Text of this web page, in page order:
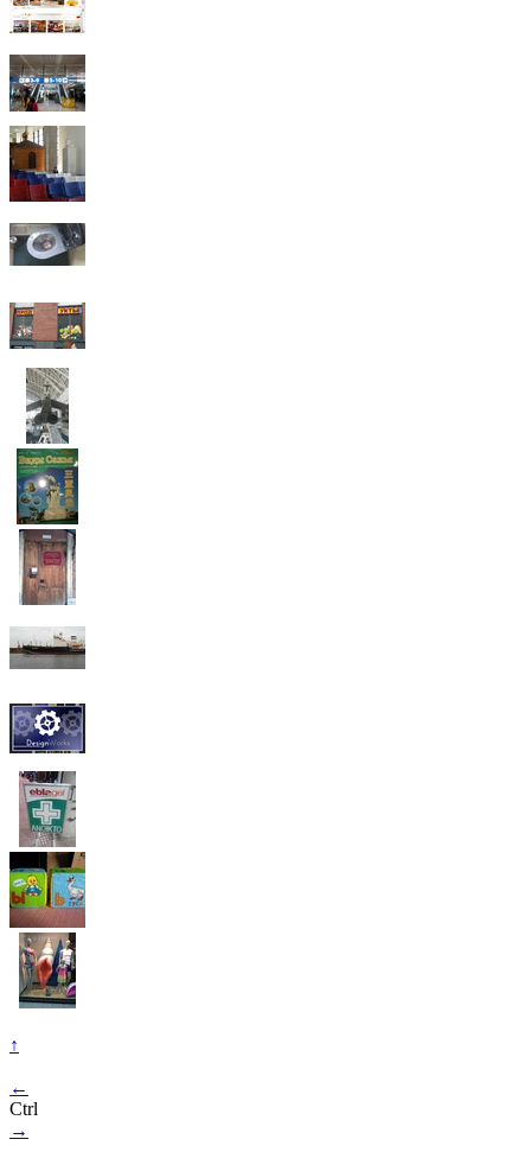
↑
←
Ctrl
→